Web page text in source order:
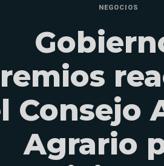
NEGOCIOS
Consejo
Agrario